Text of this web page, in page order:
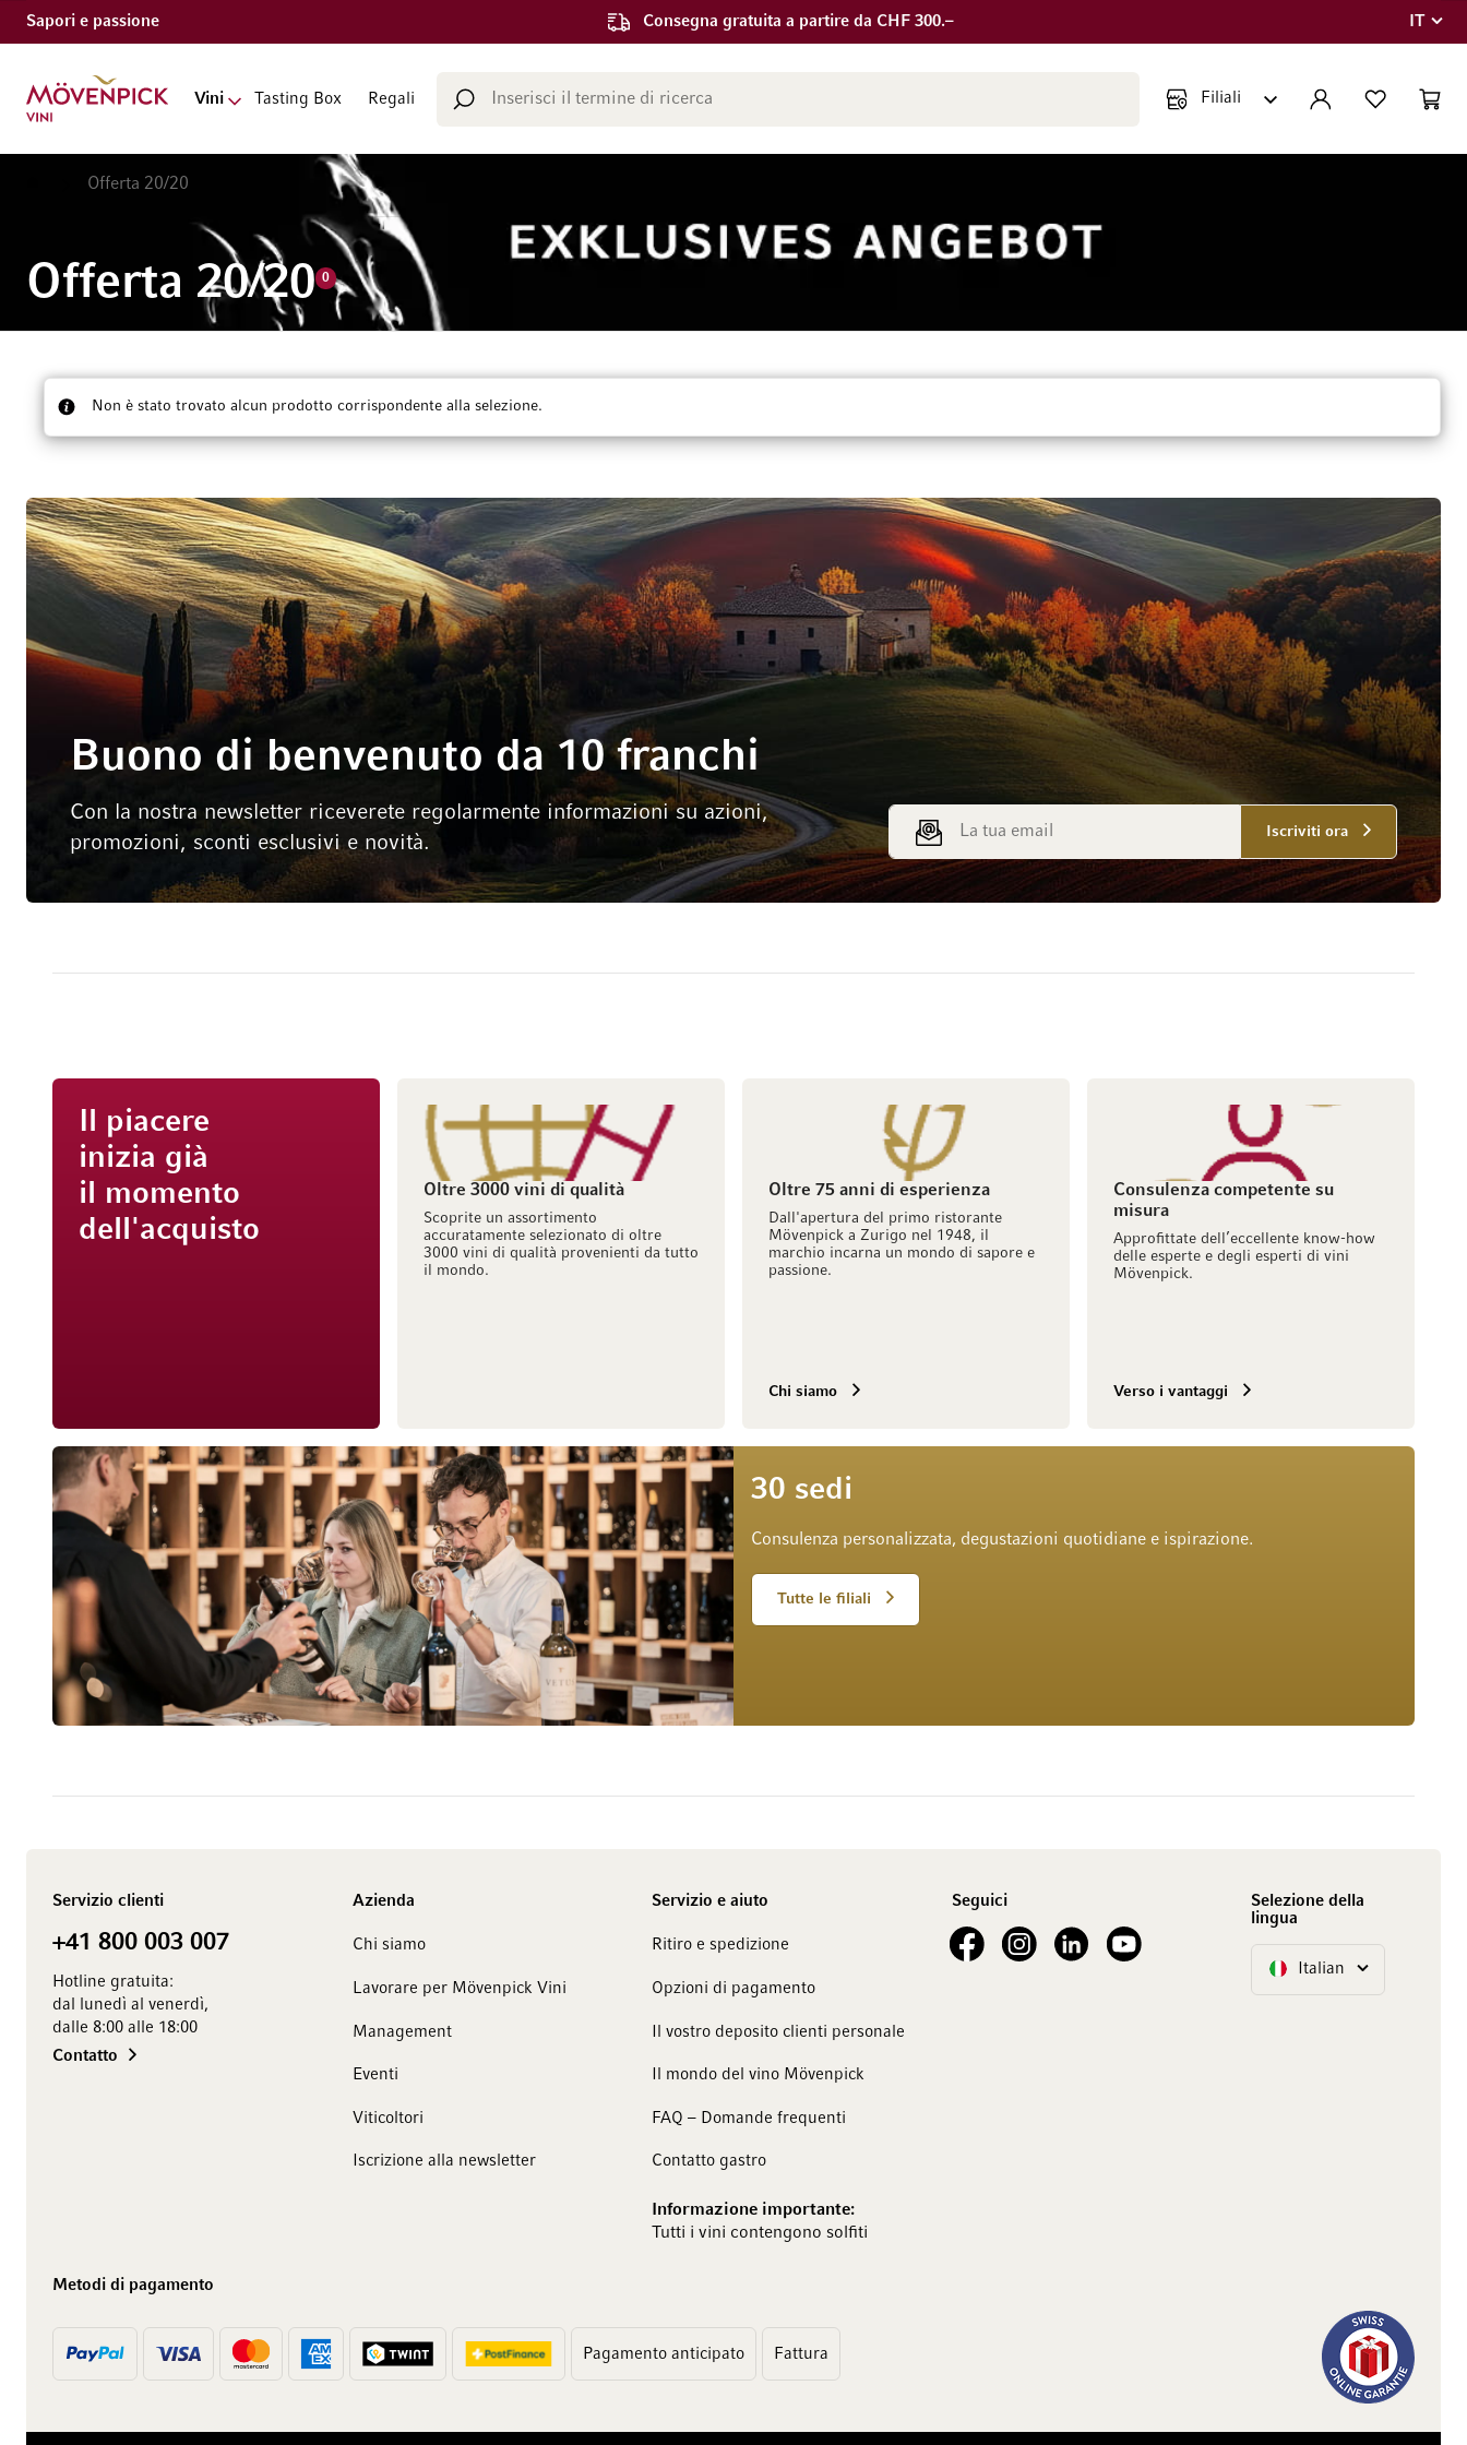
Sapori e passione Consegna gratuita a partire da CHF 300.–
Lingua
IT
Vai alla Home Page
Vini Tasting Box Regali
Cerca ACCOUNT LISTA DEI CART
Offerta 20/20
Offerta 20/20 0
Non è stato trovato alcun prodotto corrispondente alla selezione.
Buono di benvenuto da 10 franchi
Con la nostra newsletter riceverete regolarmente informazioni su azioni,
promozioni, sconti esclusivi e novità.
Indirizzo email
Iscriviti ora
Il piacere
inizia già
il momento
dell'acquisto
Oltre 3000 vini di qualità
Scoprite un assortimento
accuratamente selezionato di oltre
3000 vini di qualità provenienti da tutto
il mondo.
Oltre 75 anni di esperienza
Dall'apertura del primo ristorante
Mövenpick a Zurigo nel 1948, il
marchio incarna un mondo di sapore e
passione.
Chi siamo
Consulenza competente su
misura
Approfittate dell’eccellente know-how
delle esperte e degli esperti di vini
Mövenpick.
Verso i vantaggi
30 sedi
Consulenza personalizzata, degustazioni quotidiane e ispirazione.
Tutte le filiali
Servizio clienti
+41 800 003 007
Hotline gratuita:
dal lunedì al venerdì,
dalle 8:00 alle 18:00
Contatto
Azienda
Chi siamo
Lavorare per Mövenpick Vini
Management
Eventi
Viticoltori
Iscrizione alla newsletter
Servizio e aiuto
Ritiro e spedizione
Opzioni di pagamento
Il vostro deposito clienti personale
Il mondo del vino Mövenpick
FAQ – Domande frequenti
Contatto gastro
Informazione importante:
Tutti i vini contengono solfiti
Seguici
See our FacebookSee our Instagram account
See our LinkedInSee our YouTube channel
Selezione della
lingua
Lingua Italian
Metodi di pagamento
Pagamento anticipato Fattura